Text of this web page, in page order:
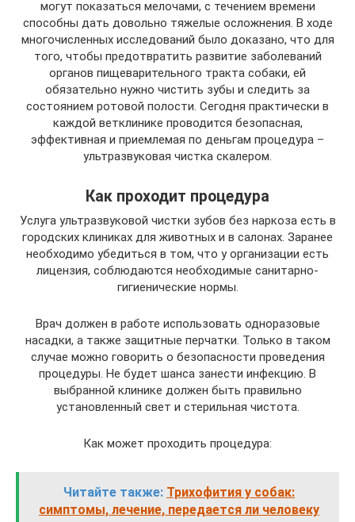
могут показаться мелочами, с течением времени
способны дать довольно тяжелые осложнения. В ходе
многочисленных исследований было доказано, что для
того, чтобы предотвратить развитие заболеваний
органов пищеварительного тракта собаки, ей
обязательно нужно чистить зубы и следить за
состоянием ротовой полости. Сегодня практически в
каждой ветклинике проводится безопасная,
эффективная и приемлемая по деньгам процедура –
ультразвуковая чистка скалером.
Как проходит процедура
Услуга ультразвуковой чистки зубов без наркоза есть в
городских клиниках для животных и в салонах. Заранее
необходимо убедиться в том, что у организации есть
лицензия, соблюдаются необходимые санитарно-
гигиенические нормы.
Врач должен в работе использовать одноразовые
насадки, а также защитные перчатки. Только в таком
случае можно говорить о безопасности проведения
процедуры. Не будет шанса занести инфекцию. В
выбранной клинике должен быть правильно
установленный свет и стерильная чистота.
Как может проходить процедура:
Читайте также: Трихофития у собак:
симптомы, лечение, передается ли человеку